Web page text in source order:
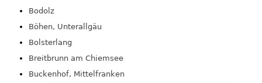
Bodolz
Böhen, Unterallgäu
Bolsterlang
Breitbrunn am Chiemsee
Buckenhof, Mittelfranken